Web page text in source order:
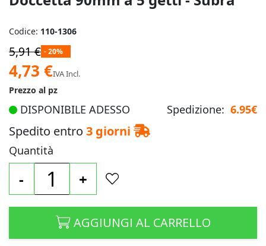
Codice: 110-1306
5,91 € - 20%
Prezzo
speciale
4,73 €IVA Incl.
Prezzo al pz
DISPONIBILE ADESSO Spedizione: 6.95€
Spedito entro 3 giorni
Quantità
- +
AGGIUNGI AL CARRELLO